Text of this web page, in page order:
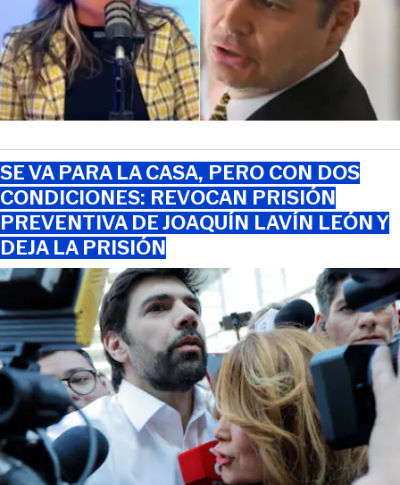
SE VA PARA LA CASA, PERO CON DOS
CONDICIONES: REVOCAN PRISIÓN
PREVENTIVA DE JOAQUÍN LAVÍN LEÓN Y
DEJA LA PRISIÓN